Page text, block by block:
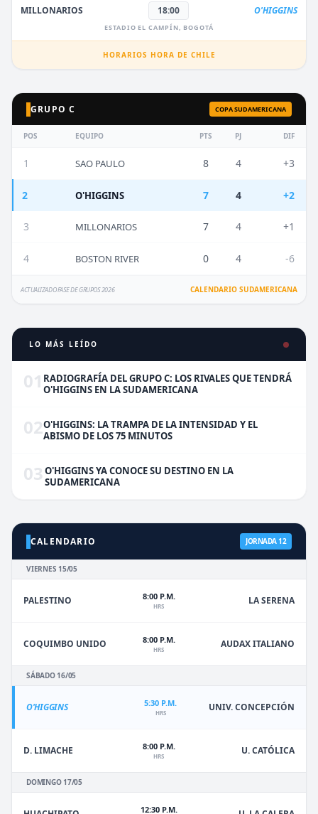
MILLONARIOS 18:00 O'HIGGINS
ESTADIO EL CAMPÍN, BOGOTÁ
HORARIOS HORA DE CHILE
GRUPO C COPA SUDAMERICANA
POS EQUIPO PTS PJ DIF
1 SAO PAULO 8 4 +3
2 O'HIGGINS 7 4 +2
3 MILLONARIOS 7 4 +1
4 BOSTON RIVER 0 4 -6
ACTUALIZADO FASE DE GRUPOS 2026 CALENDARIO SUDAMERICANA
LO MÁS LEÍDO
01 RADIOGRAFÍA DEL GRUPO C: LOS RIVALES QUE TENDRÁ
O'HIGGINS EN LA SUDAMERICANA
02O'HIGGINS: LA TRAMPA DE LA INTENSIDAD Y EL
ABISMO DE LOS 75 MINUTOS
03 O'HIGGINS YA CONOCE SU DESTINO EN LA
SUDAMERICANA
CALENDARIO JORNADA 12
VIERNES 15/05
PALESTINO 8:00 P.M.
HRS LA SERENA
COQUIMBO UNIDO 8:00 P.M.
HRS AUDAX ITALIANO
SÁBADO 16/05
O'HIGGINS 5:30 P.M.
HRS UNIV. CONCEPCIÓN
D. LIMACHE 8:00 P.M.
HRS U. CATÓLICA
DOMINGO 17/05
12:30 P.M.